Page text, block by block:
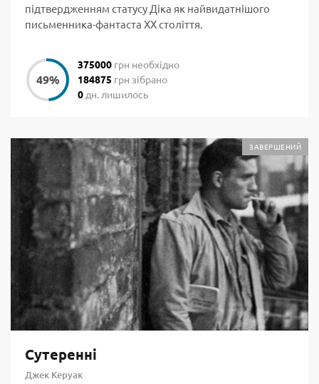
підтвердженням статусу Діка як найвидатнішого
письменника-фантаста ХХ століття.
375000 грн необхідно
184875 грн зібрано
0 дн. лишилось
ЗАВЕРШЕНИЙ
Сутеренні
Джек Керуак